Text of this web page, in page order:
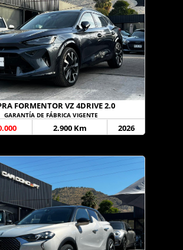
FORMENTOR VZ 4DRIVE 2.0
GARANTÍA DE FÁBRICA VIGENTE
2.900 Km 2026